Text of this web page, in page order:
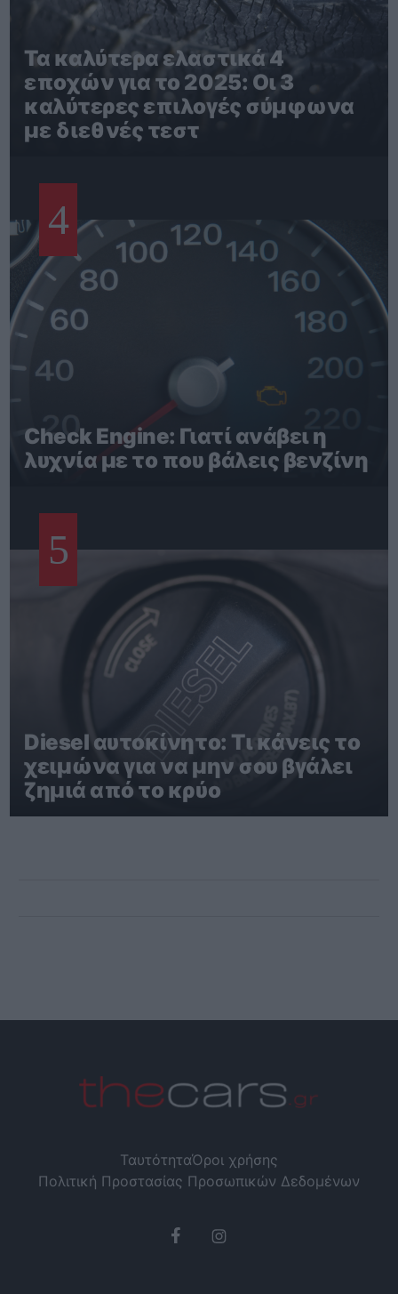
Τα καλύτερα ελαστικά 4
εποχών για το 2025: Οι 3
καλύτερες επιλογές σύμφωνα
με διεθνές τεστ
4
Check Engine: Γιατί ανάβει η
λυχνία με το που βάλεις βενζίνη
5
Diesel αυτοκίνητο: Τι κάνεις το
χειμώνα για να μην σου βγάλει
ζημιά από το κρύο
ΤαυτότηταΌροι χρήσης
Πολιτική Προστασίας Προσωπικών Δεδομένων